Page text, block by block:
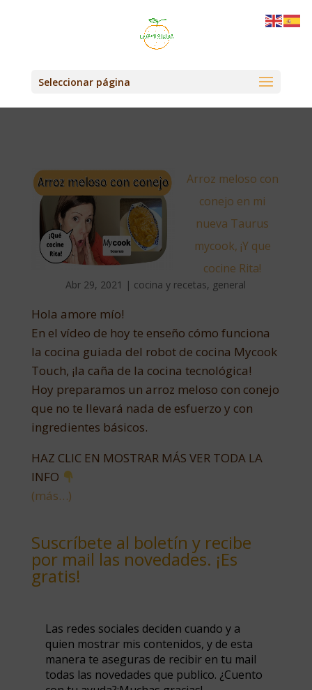
Seleccionar página
Arroz meloso con
conejo en mi
nueva Taurus
mycook, ¡Y que
cocine Rita!
Abr 29, 2021 | cocina y recetas, general
Hola amore mío!
En el vídeo de hoy te enseño cómo funciona
la cocina guiada del robot de cocina Mycook
Touch, ¡la caña de la cocina tecnológica!
Hoy preparamos un arroz meloso con conejo
que no te llevará nada de esfuerzo y con
ingredientes básicos.
HAZ CLIC EN MOSTRAR MÁS VER TODA LA
INFO
(más…)
Suscríbete al boletín y recibe
por mail las novedades. ¡Es
gratis!
Las redes sociales deciden cuando y a
quien mostrar mis contenidos, y de esta
manera te aseguras de recibir en tu mail
todas las novedades que publico. ¿Cuento